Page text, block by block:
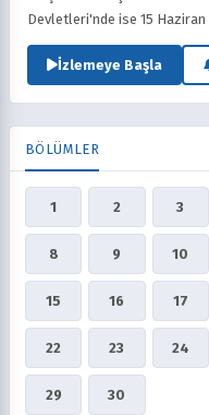
Devletleri'nde ise 15 Haziran
İzlemeye Başla
BÖLÜMLER
1 2 3
8 9 10
15 16 17
22 23 24
29 30